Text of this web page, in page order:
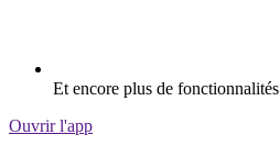
Et encore plus de fonctionnalités
Ouvrir l'app